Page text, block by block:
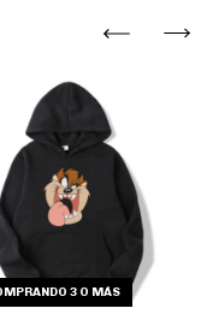
3 O MÁS